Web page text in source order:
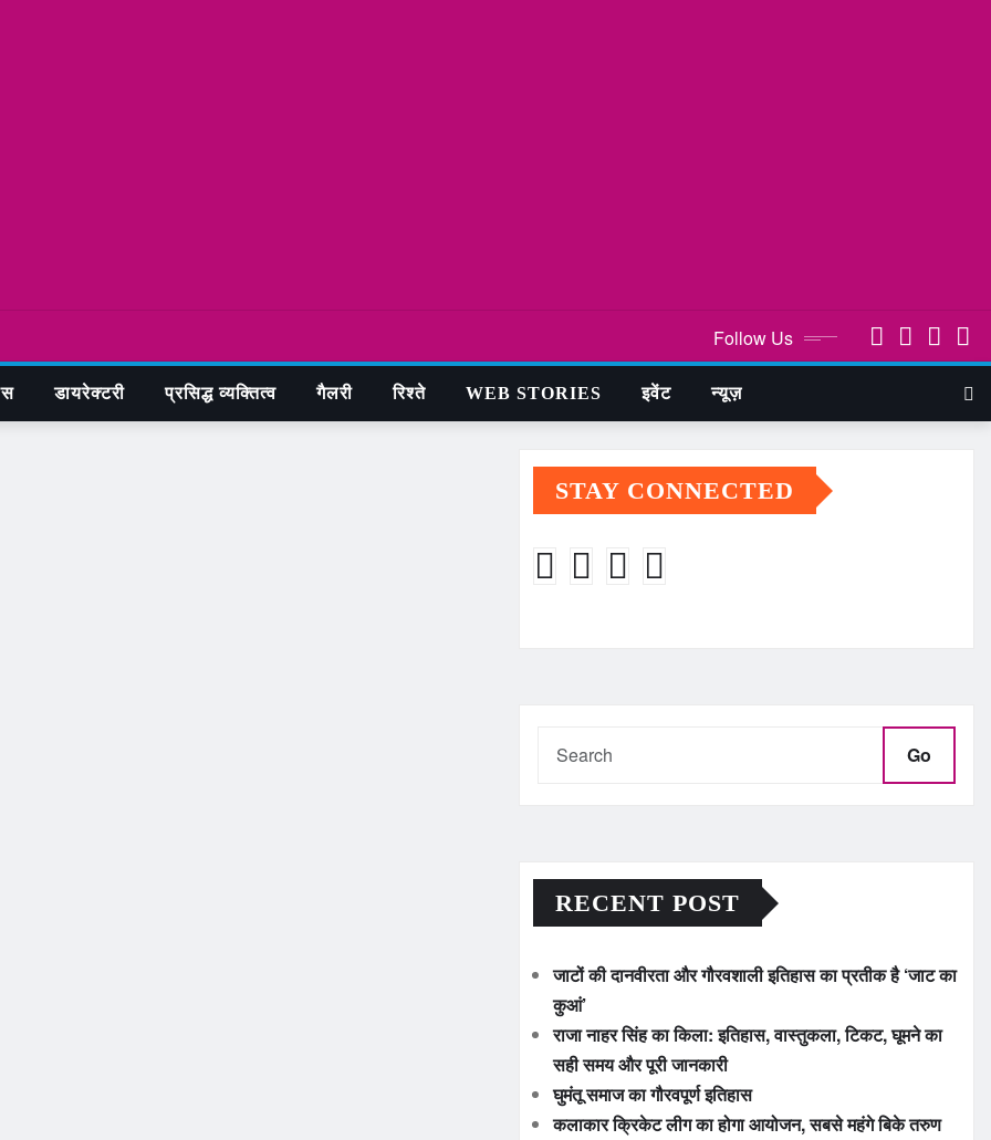
Follow Us
डायरेक्टरी प्रसिद्ध व्यक्तित्व गैलरी रिश्ते WEB STORIES इवेंट न्यूज़
STAY CONNECTED
Go
RECENT POST
जाटों की दानवीरता और गौरवशाली इतिहास का प्रतीक है ‘जाट का
कुआं’
राजा नाहर सिंह का किला: इतिहास, वास्तुकला, टिकट, घूमने का
सही समय और पूरी जानकारी
घुमंतू समाज का गौरवपूर्ण इतिहास
कलाकार क्रिकेट लीग का होगा आयोजन, सबसे महंगे बिके तरुण